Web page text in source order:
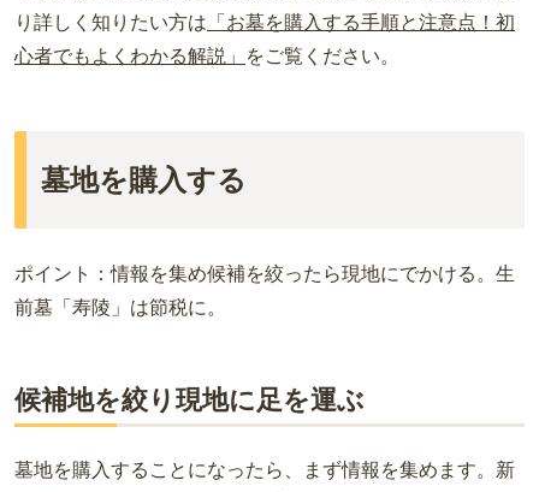
り詳しく知りたい方は 「お墓を購入する手順と注意点！初
心者でもよくわかる解説」
をご覧ください。
墓地を購入する
ポイント：情報を集め候補を絞ったら現地にでかける。生
前墓「寿陵」は節税に。
候補地を絞り現地に足を運ぶ
墓地を購入することになったら、まず情報を集めます。新